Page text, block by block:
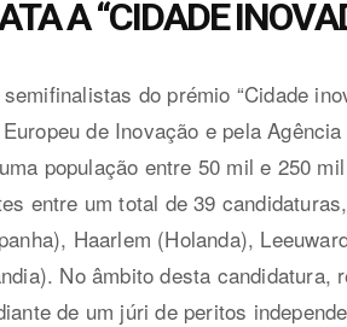
A “CIDADE
do prémio “Cidade
de Inovação e pela
população entre 50 mil e 250
entre um total de 39
Haarlem (Holanda),
No âmbito desta
de um júri de peritos